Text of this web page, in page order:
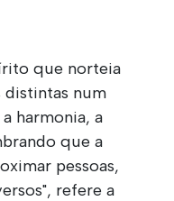
que norteia
distintas num
harmonia, a
que a
pessoas,
refere a